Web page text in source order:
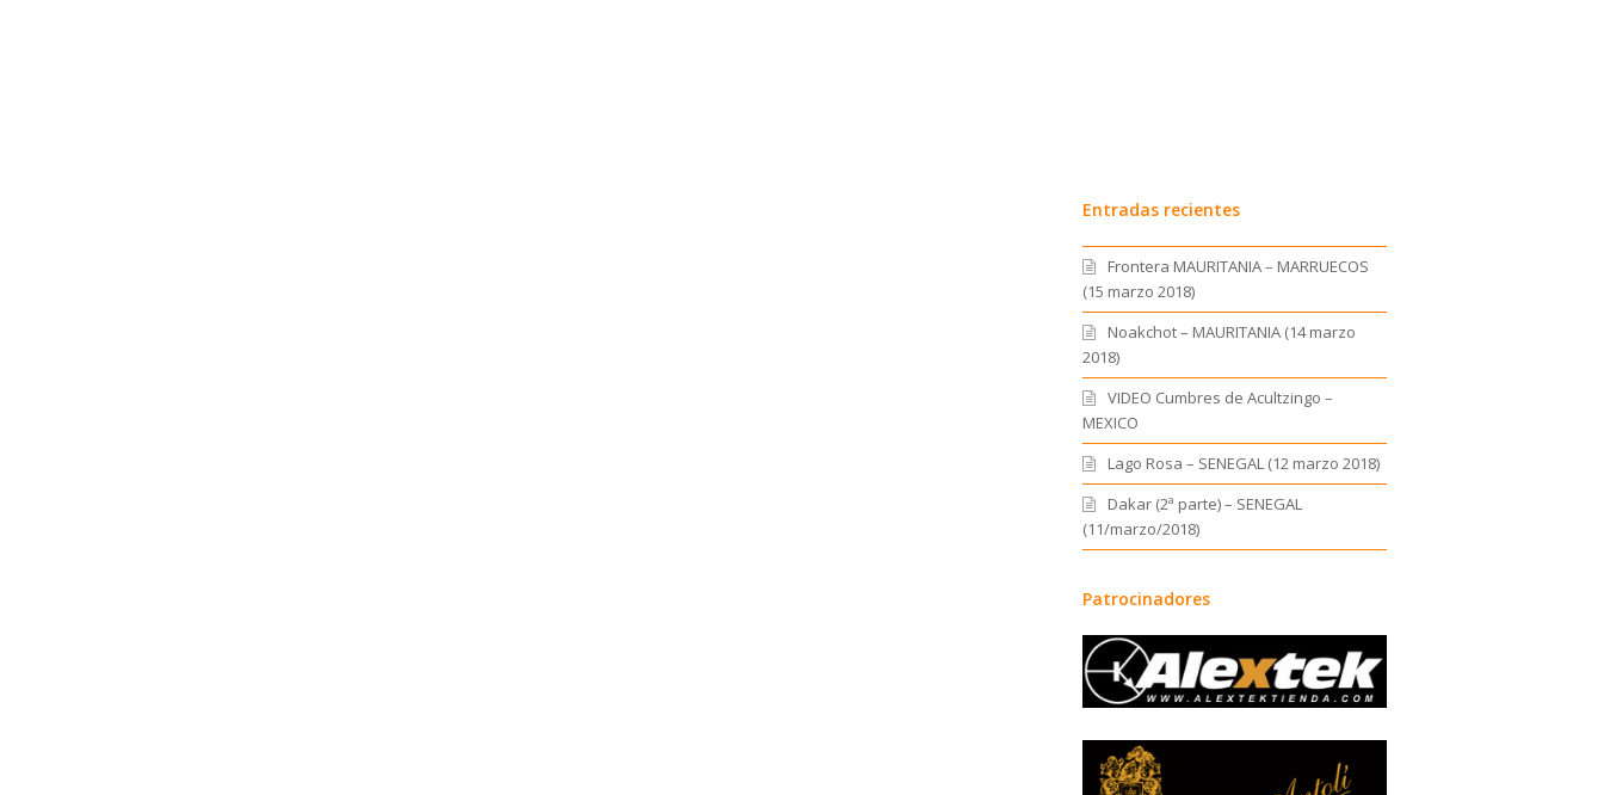
Entradas recientes
Frontera MAURITANIA – MARRUECOS
(15 marzo 2018)
Noakchot – MAURITANIA (14 marzo
2018)
VIDEO Cumbres de Acultzingo –
MEXICO
Lago Rosa – SENEGAL (12 marzo 2018)
Dakar (2ª parte) – SENEGAL
(11/marzo/2018)
Patrocinadores